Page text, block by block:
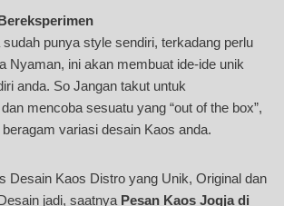
punya style sendiri, terkadang perlu
Nyaman, ini akan membuat ide-ide unik
anda. So Jangan takut untuk
mencoba sesuatu yang “out of the box”,
variasi desain Kaos anda.
Desain Kaos Distro yang Unik, Original dan
jadi, saatnya Pesan Kaos Jogja di